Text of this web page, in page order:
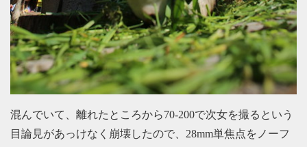
混んでいて、離れたところから70-200で次女を撮るという
目論見があっけなく崩壊したので、28mm単焦点をノーフ